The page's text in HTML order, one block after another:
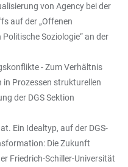
von Agency bei der
auf der „Offenen
Soziologie“ an der
- Zum Verhältnis
Prozessen strukturellen
der DGS Sektion
Ein Idealtyp, auf der DGS-
Die Zukunft
Friedrich-Schiller-Universität